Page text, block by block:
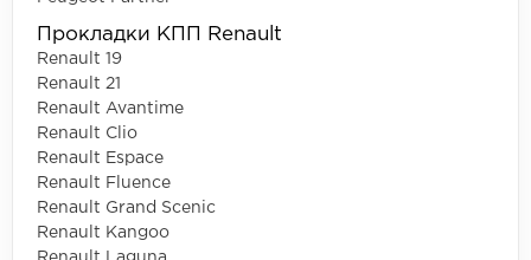
Прокладки КПП Renault
Renault 19
Renault 21
Renault Avantime
Renault Clio
Renault Espace
Renault Fluence
Renault Grand Scenic
Renault Kangoo